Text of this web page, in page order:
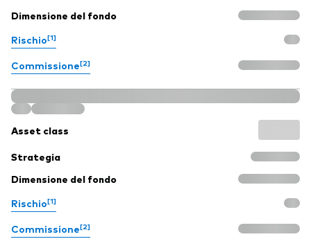
Dimensione del fondo
Rischio[1]
Commissione[2]
Asset class
Strategia
Dimensione del fondo
Rischio[1]
Commissione[2]